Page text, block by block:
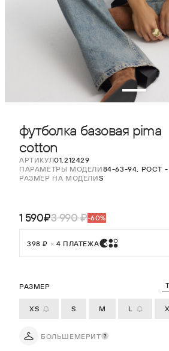
футболка базовая pima
cotton
АРТИКУЛ01.212429
ПАРАМЕТРЫ МОДЕЛИ84-63-94, РОСТ -
РАЗМЕР НА МОДЕЛИS
РАЗМЕР
XS S M L
БОЛЬШЕМЕРИТ
1 590₽3 990 ₽-60%
398 ₽ × 4 ПЛАТЕЖА